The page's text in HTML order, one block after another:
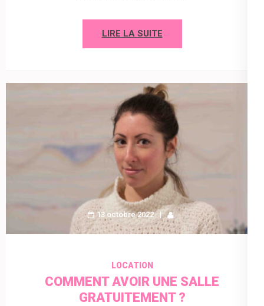
LIRE LA SUITE
13 octobre 2022
LOCATION
COMMENT AVOIR UNE SALLE
GRATUITEMENT ?